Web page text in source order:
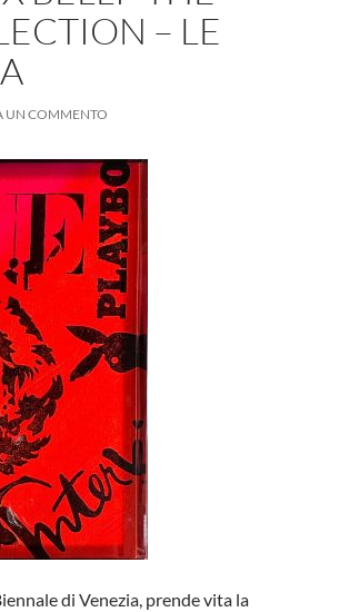
– LE
UN COMMENTO
di Venezia, prende vita la